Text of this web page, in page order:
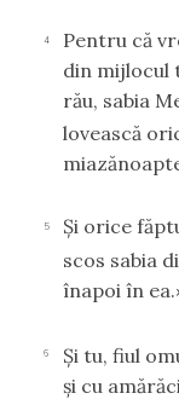
4
Pentru că
din mijlocul
rău, sabia
lovească
5
Şi orice
scos sabia
înapoi în
6 Şi tu, fiul
şi cu